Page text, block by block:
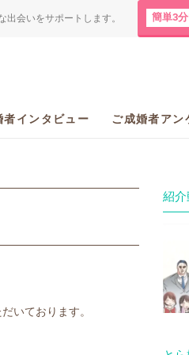
会いをサポートします。 簡単3
者インタビュー ご成婚者アン
いております。
紹介